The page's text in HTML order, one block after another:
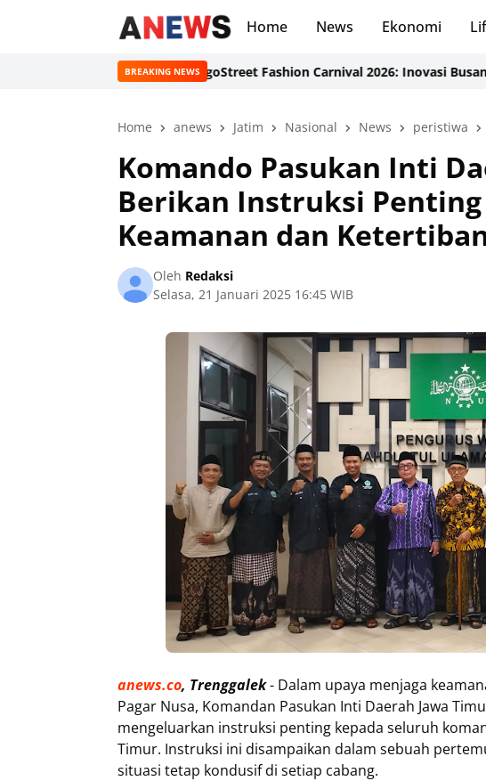
Home News Ekonomi
BREAKING NEWS
Jamnas XII PonorogoStreet Fashion Carnival 2026: Inovasi Busana
Home anews Jatim Nasional News peristiwa
Komando Pasukan Inti
Berikan Instruksi
Keamanan dan
Oleh Redaksi
Selasa, 21 Januari 2025 16:45 WIB
anews.co, Trenggalek- Dalam upaya menjaga
Pagar Nusa, Komandan Pasukan Inti Daerah Jawa
mengeluarkan instruksi penting kepada seluruh
Timur. Instruksi ini disampaikan dalam sebuah
situasi tetap kondusif di setiap cabang.